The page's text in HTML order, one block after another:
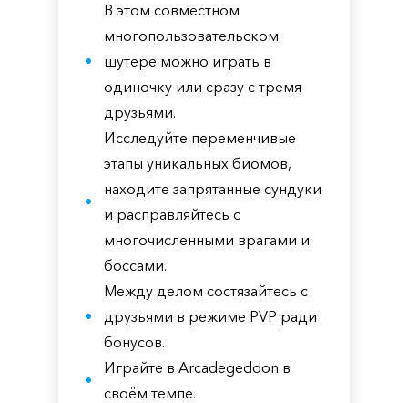
В этом совместном
многопользовательском
шутере можно играть в
одиночку или сразу с тремя
друзьями.
Исследуйте переменчивые
этапы уникальных биомов,
находите запрятанные сундуки
и расправляйтесь с
многочисленными врагами и
боссами.
Между делом состязайтесь с
друзьями в режиме PVP ради
бонусов.
Играйте в Arcadegeddon в
своём темпе.